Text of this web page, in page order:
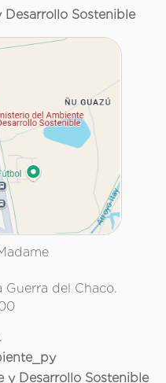
Sostenible
Guerra del Chaco.
Desarrollo Sostenible